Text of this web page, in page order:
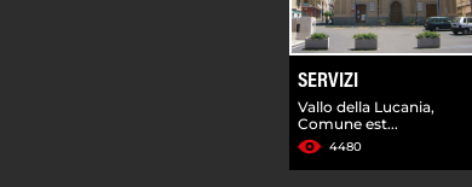
SERVIZI
Vallo della Lucania,
Comune est...
4480